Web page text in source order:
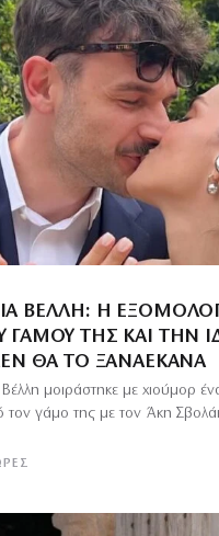
ΒΈΛΛΗ: Η
ΓΆΜΟΥ ΤΗΣ ΚΑΙ ΤΗΝ
ΘΑ ΤΟ ΞΑΝΑΈΚΑΝΑ
μοιράστηκε με χιούμορ
τον γάμο της με τον Άκη